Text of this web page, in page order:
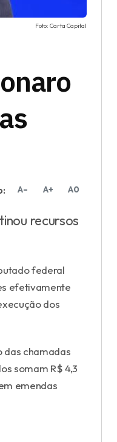
Foto: Carta Capital
A– A+ A0
recursos
federal
efetivamente
dos
das chamadas
somam R$ 4,3
emendas